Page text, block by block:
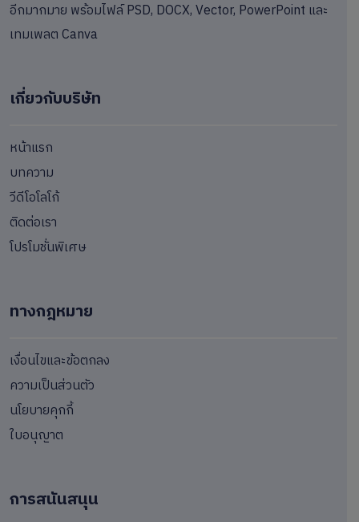
อีกมากมาย พร้อมไฟล์ PSD, DOCX, Vector, PowerPoint และ
เทมเพลต Canva
เกี่ยวกับบริษัท
หน้าแรก
บทความ
วีดีโอโลโก้
ติดต่อเรา
โปรโมชั่นพิเศษ
ทางกฎหมาย
เงื่อนไขและข้อตกลง
ความเป็นส่วนตัว
นโยบายคุกกี้
ใบอนุญาต
การสนันสนุน